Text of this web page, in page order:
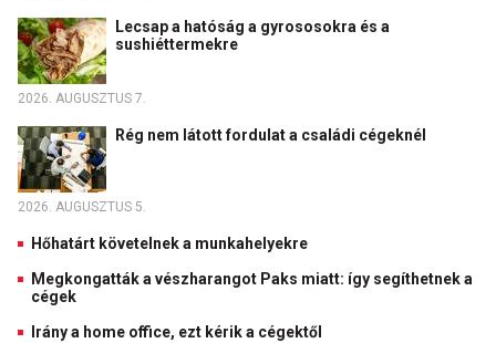
Lecsap a hatóság a gyrososokra és a
sushiéttermekre
2026. AUGUSZTUS 7.
Rég nem látott fordulat a családi cégeknél
2026. AUGUSZTUS 5.
Hőhatárt követelnek a munkahelyekre
Megkongatták a vészharangot Paks miatt: így segíthetnek a
cégek
Irány a home office, ezt kérik a cégektől